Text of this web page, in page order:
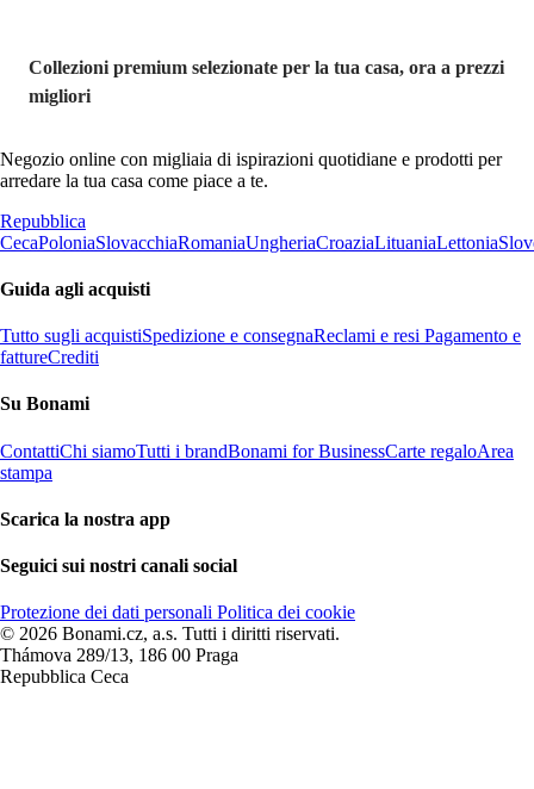
Collezioni premium selezionate per la tua casa, ora a prezzi
migliori
Negozio online con migliaia di ispirazioni quotidiane e prodotti per
arredare la tua casa come piace a te.
Repubblica
CecaPoloniaSlovacchiaRomaniaUngheriaCroaziaLituaniaLettonia
Guida agli acquisti
Tutto sugli acquistiSpedizione e consegnaReclami e resi Pagamento e
fattureCrediti
Su Bonami
ContattiChi siamoTutti i brandBonami for BusinessCarte regaloArea
stampa
Scarica la nostra app
Seguici sui nostri canali social
Protezione dei dati personali Politica dei cookie
© 2026 Bonami.cz, a.s. Tutti i diritti riservati.
Thámova 289/13, 186 00 Praga
Repubblica Ceca